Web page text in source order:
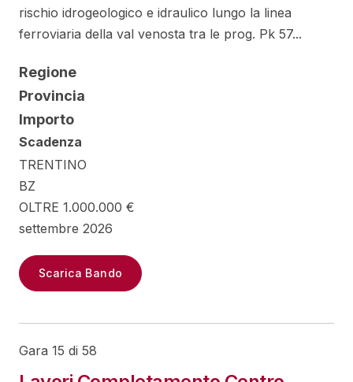
rischio idrogeologico e idraulico lungo la linea
ferroviaria della val venosta tra le prog. Pk 57...
Regione
Provincia
Importo
Scadenza
TRENTINO
BZ
OLTRE 1.000.000 €
settembre 2026
Scarica Bando
Gara 15 di 58